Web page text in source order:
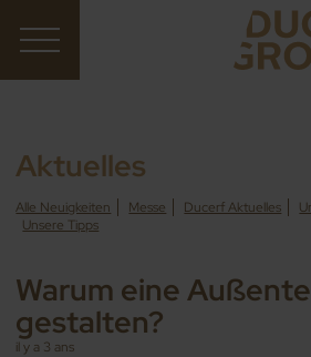
Aktuelles
Alle Neuigkeiten Messe Ducerf Aktuelles
Unsere Tipps
Warum eine
gestalten?
il y a 3 ans